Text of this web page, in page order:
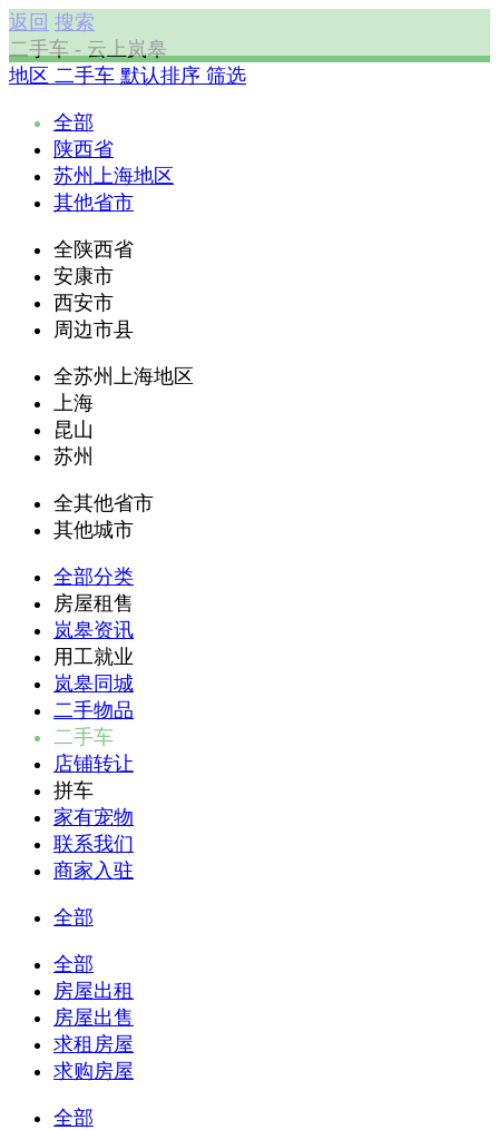
返回 搜索
二手车 - 云上岚皋
地区 二手车 默认排序 筛选
全部
陕西省
苏州上海地区
其他省市
全陕西省
安康市
西安市
周边市县
全苏州上海地区
上海
昆山
苏州
全其他省市
其他城市
全部分类
房屋租售
岚皋资讯
用工就业
岚皋同城
二手物品
二手车
店铺转让
拼车
家有宠物
联系我们
商家入驻
全部
全部
房屋出租
房屋出售
求租房屋
求购房屋
全部